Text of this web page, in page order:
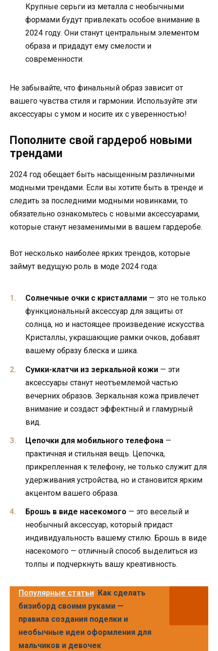
Крупные серьги из металла с необычными
формами будут привлекать особое внимание в
2024 году. Они станут центральным элементом
образа и придадут ему смелости и
современности.
Не забывайте, что финальный образ зависит от
вашего чувства стиля и гармонии. Используйте эти
аксессуары с умом и носите их с уверенностью!
Пополните свой гардероб новыми
трендами
2024 год обещает быть насыщенным различными
модными трендами. Если вы хотите быть в тренде и
следить за последними модными новинками, то
обязательно ознакомьтесь с новыми аксессуарами,
которые станут незаменимыми в вашем гардеробе.
Вот несколько наиболее ярких трендов, которые
займут ведущую роль в моде 2024 года:
Солнечные очки с кристаллами — это не только
функциональный аксессуар для защиты от
солнца, но и настоящее произведение искусства.
Кристаллы, украшающие рамки очков, добавят
вашему образу блеска и шика.
Сумки-клатчи из зеркальной кожи — эти
аксессуары станут неотъемлемой частью
вечерних образов. Зеркальная кожа привлечет
внимание и создаст эффектный и гламурный
вид.
Цепочки для мобильного телефона —
практичная и стильная вещь. Цепочка,
прикрепленная к телефону, не только служит для
удерживания устройства, но и становится ярким
акцентом вашего образа.
Брошь в виде насекомого — это веселый и
необычный аксессуар, который придаст
индивидуальность вашему стилю. Брошь в виде
насекомого — отличный способ выделиться из
толпы и подчеркнуть вашу креативность.
Популярные статьи Как сделать
бизиборд своими руками —
правила создания поделки и
необычные идеи оформления для
мальчиков и девочек